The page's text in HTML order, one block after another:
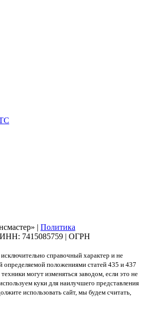
| Политика
7415085759 | ОГРН
справочный характер и не
определяемой положениями статей 435 и 437
могут изменяться заводом, если это не
куки для наилучшего представления
использовать сайт, мы будем считать,